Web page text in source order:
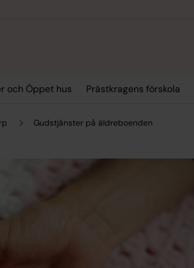
och Öppet hus Prästkragens förskola
Gudstjänster på äldreboenden